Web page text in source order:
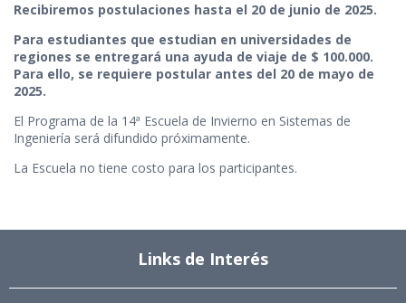
Recibiremos postulaciones hasta el 20 de junio de 2025.
Para estudiantes que estudian en universidades de
regiones se entregará una ayuda de viaje de $ 100.000.
Para ello, se requiere postular antes del 20 de mayo de
2025.
El Programa de la 14ª Escuela de Invierno en Sistemas de
Ingeniería será difundido próximamente.
La Escuela no tiene costo para los participantes.
Links de Interés